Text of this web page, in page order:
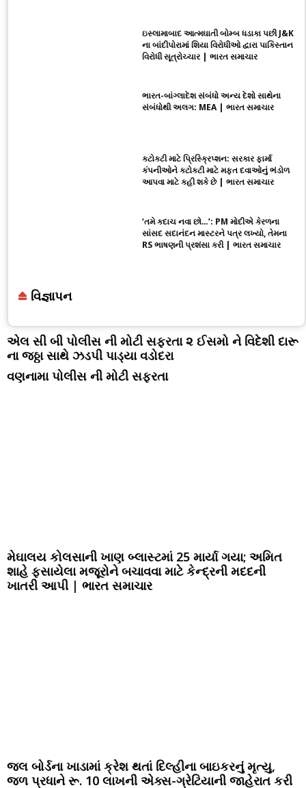
ઇસ્લામાબાદ આત્મઘાતી બોમ્બ ધડાકા પછી J&K
ના બાંદીપોરામાં શિયા વિરોધીઓ દ્વારા પાકિસ્તાન
વિરોધી સૂત્રોચ્ચાર | ભારત સમાચાર
ભારત-બાંગ્લાદેશ સંબંધો અન્ય દેશો સાથેના
સંબંધોથી અલગ: MEA | ભારત સમાચાર
કટોકટી માટે પ્રિસ્ક્રિપ્શન: સરકાર ફાર્મા
કંપનીઓને કટોકટી માટે મફત દવાઓનું ભંડોળ
આપવા માટે કહી શકે છે | ભારત સમાચાર
‘તમે કદાચ નવા છો…’: PM મોદીએ કેરળના
સાંસદ સદાનંદન માસ્ટરને પત્ર લખ્યો, તેમના
RS ભાષણની પ્રશંસા કરી | ભારત સમાચાર
વિજ્ઞાપન
એલ સી બી પોલીસ ની મોટી સફરતા ૨ ઈસમો ને વિદેશી દારૂ
ના જઠ્ઠા સાથે ઝડપી પાડ્યા વડોદરા
વણનામા પોલીસ ની મોટી સફરતા
મેઘાલય કોલસાની ખાણ બ્લાસ્ટમાં 25 માર્યા ગયા; અમિત
શાહે ફસાયેલા મજૂરોને બચાવવા માટે કેન્દ્રની મદદની
ખાતરી આપી | ભારત સમાચાર
જલ બોર્ડના ખાડામાં ક્રેશ થતાં દિલ્હીના બાઇકરનું મૃત્યુ,
જળ પ્રધાને રૂ. 10 લાખની એક્સ-ગ્રેટિયાની જાહેરાત કરી